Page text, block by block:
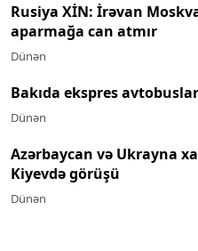
Rusiya XİN: İrəvan
aparmağa can atmır
Dünən
Bakıda ekspres
Dünən
Azərbaycan və Ukrayna
Kiyevdə görüşü
Dünən